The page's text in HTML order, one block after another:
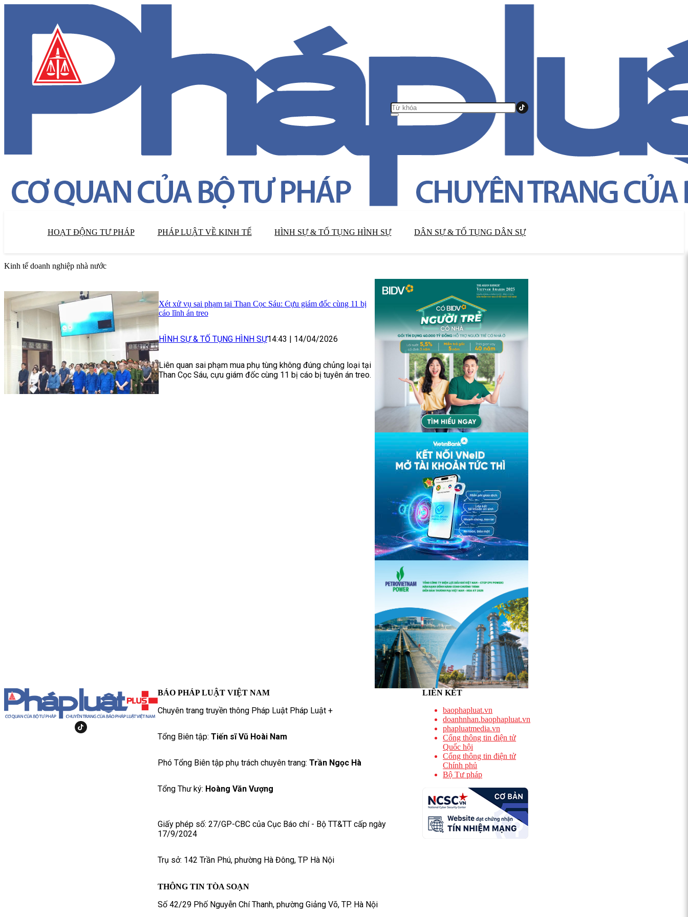
HOẠT ĐỘNG TƯ PHÁP PHÁP LUẬT VỀ KINH TẾ HÌNH SỰ & TỐ TỤNG HÌNH SỰ DÂN SỰ & TỐ TỤNG DÂN SỰ
Kinh tế doanh nghiệp nhà nước
Xét xử vụ sai phạm tại Than Cọc Sáu: Cựu giám đốc cùng 11 bị
cáo lĩnh án treo
HÌNH SỰ & TỐ TỤNG HÌNH SỰ14:43 | 14/04/2026
Liên quan sai phạm mua phụ tùng không đúng chủng loại tại
Than Cọc Sáu, cựu giám đốc cùng 11 bị cáo bị tuyên án treo.
BÁO PHÁP LUẬT VIỆT NAM
Chuyên trang truyền thông Pháp Luật Pháp Luật +
Tổng Biên tập: Tiến sĩ Vũ Hoài Nam
Phó Tổng Biên tập phụ trách chuyên trang: Trần Ngọc Hà
Tổng Thư ký: Hoàng Văn Vượng
Giấy phép số: 27/GP-CBC của Cục Báo chí - Bộ TT&TT cấp ngày
17/9/2024
Trụ sở: 142 Trần Phú, phường Hà Đông, TP Hà Nội
THÔNG TIN TÒA SOẠN
Số 42/29 Phố Nguyễn Chí Thanh, phường Giảng Võ, TP. Hà Nội
LIÊN KẾT
baophapluat.vn
doanhnhan.baophapluat.vn
phapluatmedia.vn
Cổng thông tin điện tử
Quốc hội
Cổng thông tin điện tử
Chính phủ
Bộ Tư pháp